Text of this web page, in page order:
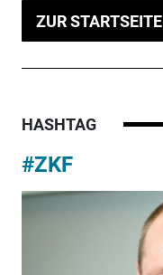
ZUR STARTSEITE
HASHTAG
#ZKF